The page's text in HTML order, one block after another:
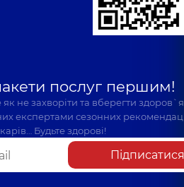
послуг першим!
не захворіти та вберегти
експертами сезонних
Будьте здорові!
Підписатися